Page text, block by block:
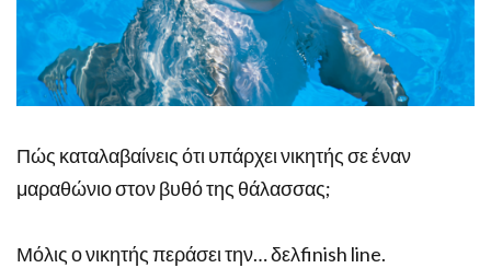
Πώς καταλαβαίνεις ότι υπάρχει νικητής σε έναν
μαραθώνιο στον βυθό της θάλασσας;
Μόλις ο νικητής περάσει την… δελfinish line.